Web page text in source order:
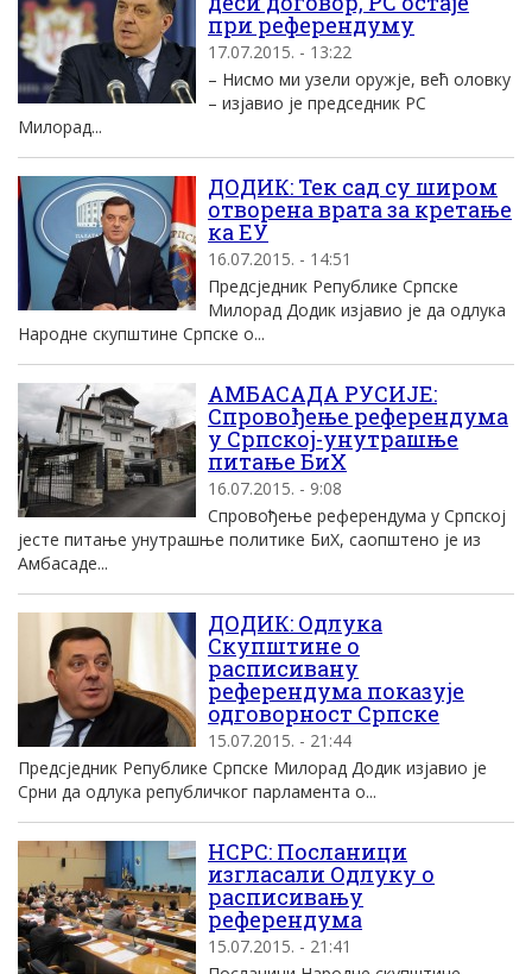
при референдуму
17.07.2015. - 13:22
– Нисмо ми узели оружје, већ оловку
– изјавио је председник РС
Милорад...
ДОДИК: Тек сад су широм
отворена врата за кретање
ка ЕУ
16.07.2015. - 14:51
Предсједник Републике Српске
Милорад Додик изјавио је да одлука
Народне скупштине Српске о...
АМБАСАДА РУСИЈЕ:
Спровођење референдума
у Српској-унутрашње
питање БиХ
16.07.2015. - 9:08
Спровођење референдума у Српској
јесте питање унутрашње политике БиХ, саопштено је из
Амбасаде...
ДОДИК: Одлука
Скупштине о
расписивану
референдума показује
одговорност Српске
15.07.2015. - 21:44
Предсједник Републике Српске Милорад Додик изјавио је
Срни да одлука републичког парламента о...
НСРС: Посланици
изгласали Одлуку о
расписивању
референдума
15.07.2015. - 21:41